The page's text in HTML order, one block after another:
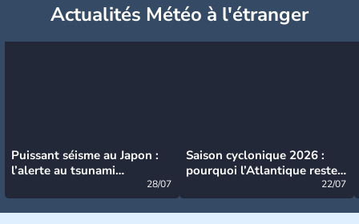
Actualités Météo à l'étranger
Puissant séisme au Japon :
l’alerte au tsunami
28/07
Saison cyclonique 2026 :
pourquoi l’Atlantique reste
22/07